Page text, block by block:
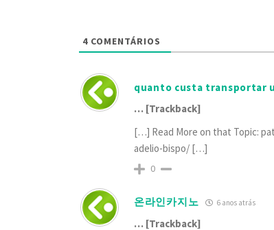
4 COMENTÁRIOS
quanto custa transportar
… [Trackback]
[…] Read More on that Topic:
adelio-bispo/ […]
0
온라인카지노 6 anos atrás
… [Trackback]